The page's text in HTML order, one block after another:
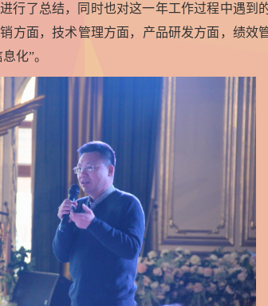
行了总结，同时也对这一年工作过程中遇到
方面，技术管理方面，产品研发方面，绩效
化”。